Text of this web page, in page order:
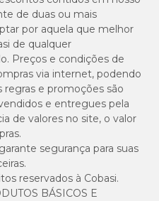
de duas ou mais
por aquela que melhor
de qualquer
Preços e condições de
via internet, podendo
regras e promoções são
e entregues pela
de valores no site, o valor
segurança para suas
reservados à Cobasi.
BÁSICOS E